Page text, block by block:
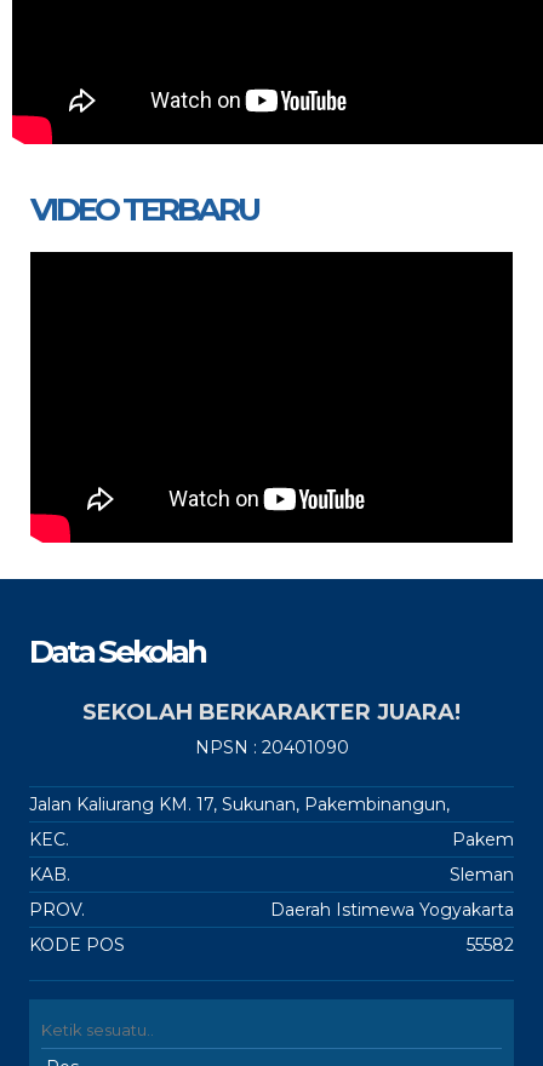
VIDEO TERBARU
Data Sekolah
SEKOLAH BERKARAKTER JUARA!
NPSN : 20401090
Jalan Kaliurang KM. 17, Sukunan, Pakembinangun,
KEC.
Pakem
KAB.
Sleman
PROV.
Daerah Istimewa Yogyakarta
KODE POS
55582